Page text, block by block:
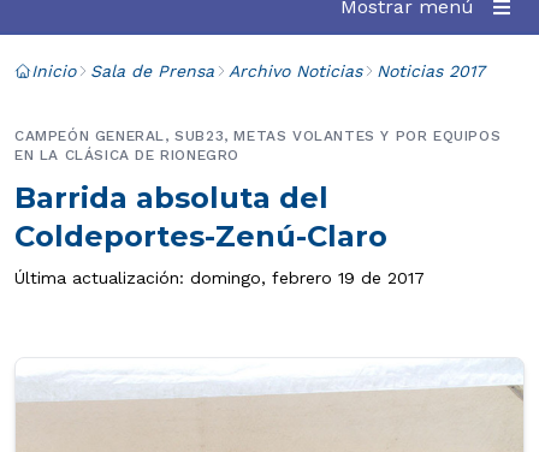
Mostrar menú
Inicio Sala de Prensa Archivo Noticias Noticias 2017
Barrida absoluta del
Coldeportes-Zenú-Claro
CAMPEÓN GENERAL, SUB23, METAS VOLANTES Y POR EQUIPOS
EN LA CLÁSICA DE RIONEGRO
Última actualización: domingo, febrero 19 de 2017